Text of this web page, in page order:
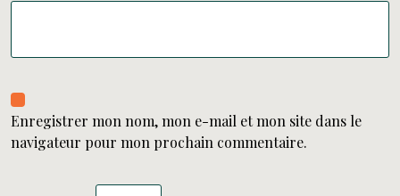
Enregistrer mon nom, mon e-mail et mon site dans le
navigateur pour mon prochain commentaire.